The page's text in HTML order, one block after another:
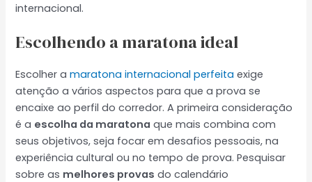
internacional.
Escolhendo a maratona ideal
Escolher amaratona internacional perfeita exige
atenção a vários aspectos para que a prova se
encaixe ao perfil do corredor. A primeira consideração
é a escolha da maratona que mais combina com
seus objetivos, seja focar em desafios pessoais, na
experiência cultural ou no tempo de prova. Pesquisar
sobre as melhores provas do calendário